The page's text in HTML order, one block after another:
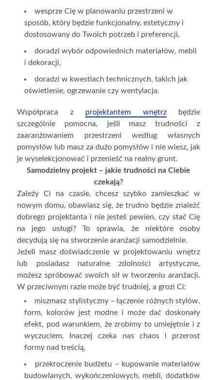
wesprze Cię w planowaniu przestrzeni w
sposób, który będzie funkcjonalny, estetyczny i
dostosowany do Twoich potrzeb i preferencji,
doradzi wybór odpowiednich materiałów, mebli
i dekoracji,
doradzi w kwestiach technicznych, takich jak
oświetlenie, ogrzewanie czy wentylacja.
Współpraca z projektantem wnętrzbędzie
szczególnie pomocna, jeśli masz trudności z
zaaranżowaniem przestrzeni według własnych
pomysłów lub masz za dużo pomysłów i nie wiesz, jak
je wyselekcjonować i przenieść na realny grunt.
Samodzielny projekt – jakie trudności na Ciebie
czekają?
Zależy Ci na czasie, chcesz szybko zamieszkać w
nowym domu, obawiasz się, że trudno będzie znaleźć
dobrego projektanta i nie jesteś pewien, czy stać Cię
na jego usługi? To sprawia, że niektóre osoby
decydują się na stworzenie aranżacji samodzielnie.
Jeżeli masz doświadczenie w projektowaniu wnętrz
lub posiadasz naturalne zdolności artystyczne,
możesz spróbować swoich sił w tworzeniu aranżacji.
W przeciwnym razie może być trudniej, a grozi Ci:
miszmasz stylistyczny – łączenie różnych stylów,
form, kolorów jest modne i może dać doskonały
efekt, pod warunkiem, że zrobimy to umiejętnie i z
wyczuciem. Inaczej czeka nas chaos i przerost
formy nad treścią,
przekroczenie budżetu – kupowanie materiałów
budowlanych, wykończeniowych, mebli, dodatków